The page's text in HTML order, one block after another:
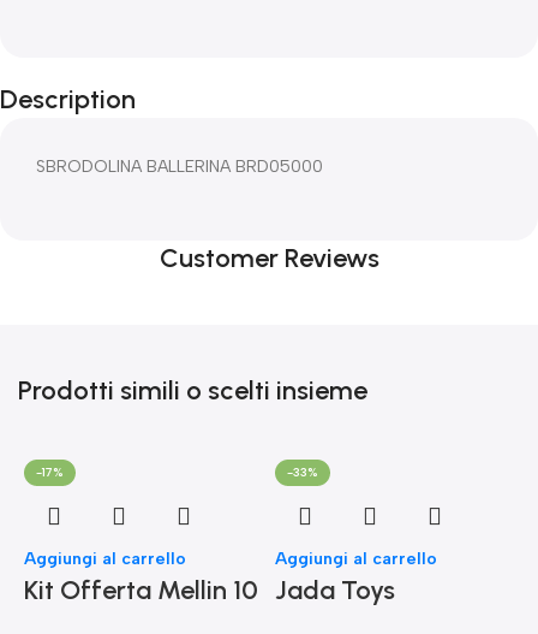
Description
SBRODOLINA BALLERINA BRD05000
Customer Reviews
Prodotti simili o scelti insieme
-17%
Aggiungi al carrello
Kit Offerta Mellin 10
-33%
Aggiungi al carrello
Jada Toys